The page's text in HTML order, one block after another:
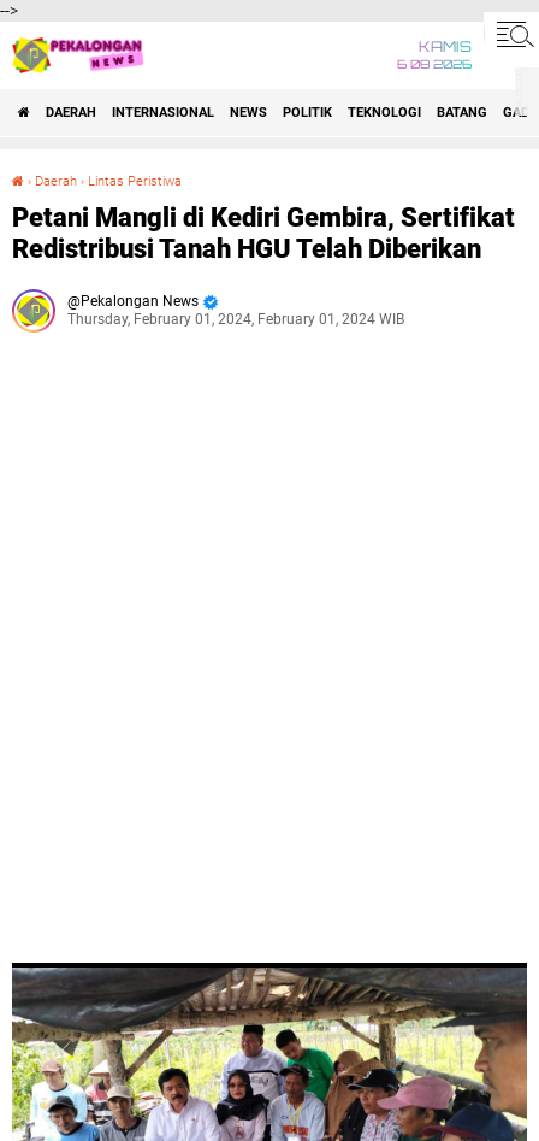
-->
KAMIS
6 08 2026
DAERAH INTERNASIONAL NEWS POLITIK TEKNOLOGI BATANG
› Daerah › Lintas Peristiwa
Petani Mangli di Kediri Gembira, Sertifikat
Redistribusi Tanah HGU Telah Diberikan
Pekalongan News
Thursday, February 01, 2024, February 01, 2024 WIB